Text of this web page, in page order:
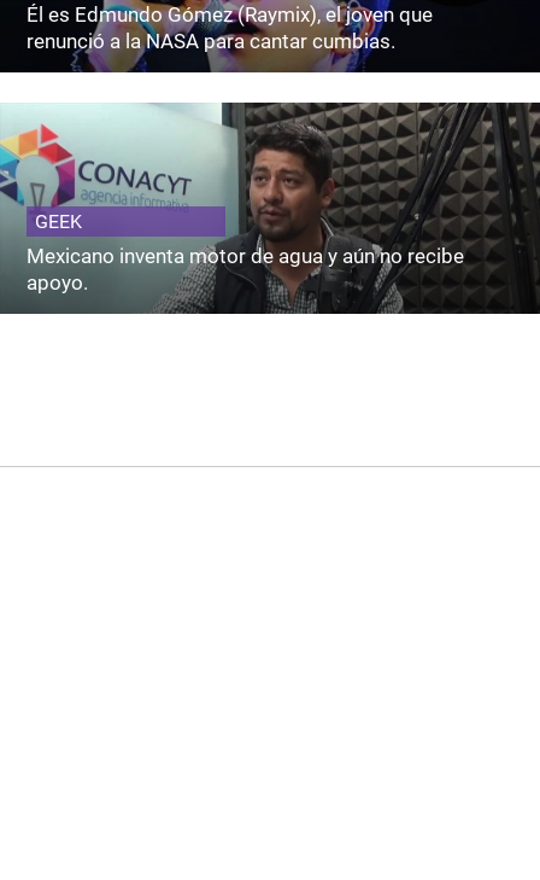
Él es Edmundo Gómez (Raymix), el joven que
renunció a la NASA para cantar cumbias.
GEEK
Mexicano inventa motor de agua y aún no recibe
apoyo.